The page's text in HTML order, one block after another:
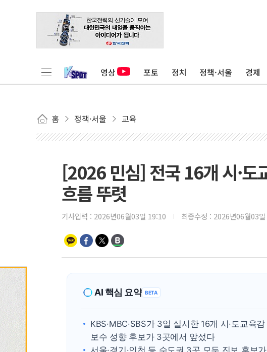
영상 포토 정치 정책·서울 경제
홈 정책·서울 교육
[2026 민심] 전국 16개 시·도
흐름 뚜렷
기사입력 : 2026년06월03일 19:10 최종수정 : 2026년06월03
AI 핵심 요약 BETA
KBS·MBC·SBS가 3일 실시한 16개 시·도교육
보수 성향 후보가 3곳에서 앞섰다
서울·경기·인천 등 수도권 3곳 모두 진보 후보